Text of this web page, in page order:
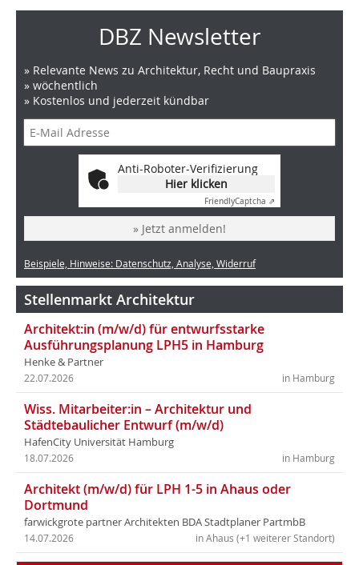
DBZ Newsletter
» Relevante News zu Architektur, Recht und Baupraxis
» wöchentlich
» Kostenlos und jederzeit kündbar
Anti-Roboter-Verifizierung
Hier klicken
FriendlyCaptcha ⇗
» Jetzt anmelden!
Beispiele, Hinweise: Datenschutz, Analyse, Widerruf
Stellenmarkt Architektur
Architekt:in (m/w/d) für entwurfsstarke
Ausführungsplanung LPH5 in Hamburg
Henke & Partner
in Hamburg
22.07.2026
Wiss. Mitarbeiter:in – Architektur und
Städtebaulicher Entwurf (m/w/d)
HafenCity Universität Hamburg
in Hamburg
18.07.2026
Architekt (m/w/d) für LPH 1-5 in Ahaus oder
Dortmund
farwickgrote partner Architekten BDA Stadtplaner PartmbB
in Ahaus (+1 weiterer Standort)
14.07.2026